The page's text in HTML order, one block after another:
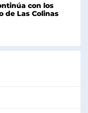
con los
de Las Colinas